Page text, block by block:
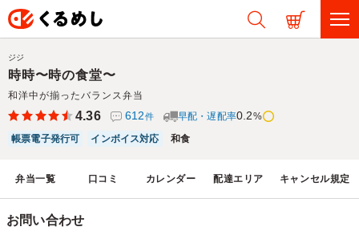
時時〜時の食堂〜
和洋中が揃ったバランス弁当
ジジ
4.36 612件 早配・遅配率0.2%
帳票電子発行可
インボイス対応 和食
弁当一覧 口コミ カレンダー 配達エリア キャンセル規定
お問い合わせ